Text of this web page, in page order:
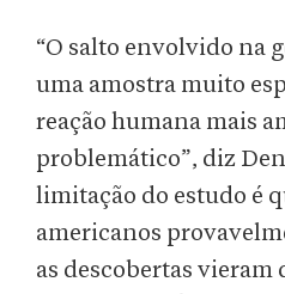
“O salto envolvido na
uma amostra muito
reação humana mais
problemático”, diz
limitação do estudo é
americanos
as descobertas vieram